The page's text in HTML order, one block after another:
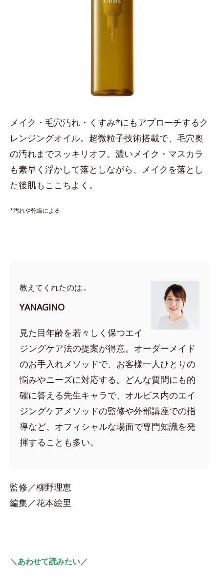
メイク・毛穴汚れ・くすみ*にもアプローチするク
レンジングオイル。超微粒子技術搭載で、毛穴奥
の汚れまでスッキリオフ。濃いメイク・マスカラ
も素早く浮かして落としながら、メイクを落とし
た後肌もここちよく。
*汚れや乾燥による
教えてくれたのは...
YANAGINO
見た目年齢を若々しく保つエイ
ジングケア法の提案が得意。オーダーメイド
のお手入れメソッドで、お客様一人ひとりの
悩みやニーズに対応する。どんな質問にも的
確に答える先生キャラで、オルビス内のエイ
ジングケアメソッドの監修や外部講座での指
導など、オフィシャルな場面で専門知識を発
揮することも多い。
監修／柳野理恵
編集／花本絵里
＼あわせて読みたい／